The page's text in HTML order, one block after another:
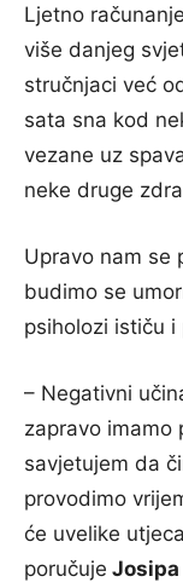
Ljetno
više danjeg
stručnjaci već
sata sna kod
vezane uz
neke druge
Upravo nam se
budimo se
psiholozi ističu
– Negativni
zapravo imamo
savjetujem da
provodimo
će uvelike
poručuje Josipa